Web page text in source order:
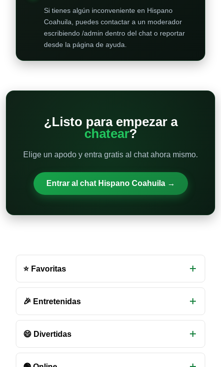
Si tienes algún inconveniente en Hispano
Coahuila, puedes contactar a un moderador
escribiendo /admin dentro del chat o reportar
desde la página de ayuda.
¿Listo para empezar a
chatear?
Elige un apodo y entra gratis al chat ahora mismo.
Entrar al chat Hispano Coahuila →
de
chat
disponibles
⭐ Favoritas
🎉 Entretenidas
😄 Divertidas